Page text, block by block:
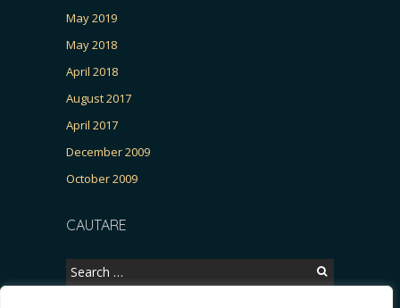
May 2019
May 2018
April 2018
August 2017
April 2017
December 2009
October 2009
CAUTARE
Search
for: